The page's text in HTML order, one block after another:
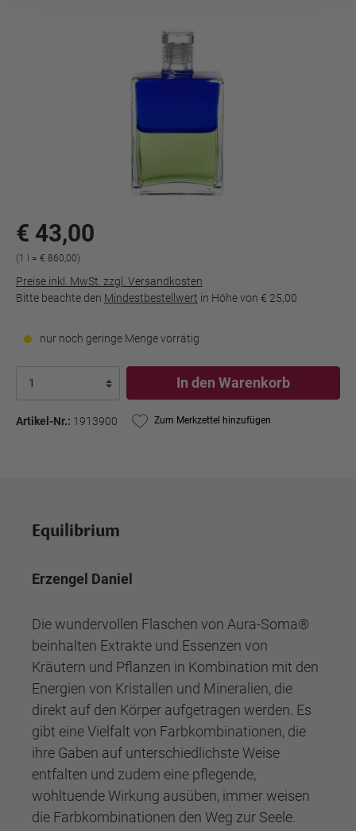
€ 43,00
(1 l = € 860,00)
Preise inkl. MwSt. zzgl. Versandkosten
Bitte beachte den Mindestbestellwert in Höhe von € 25,00
nur noch geringe Menge vorrätig
In den Warenkorb
Artikel-Nr.: 1913900 Zum Merkzettel hinzufügen
Equilibrium
Erzengel Daniel
Die wundervollen Flaschen von Aura-Soma®
beinhalten Extrakte und Essenzen von
Kräutern und Pflanzen in Kombination mit den
Energien von Kristallen und Mineralien, die
direkt auf den Körper aufgetragen werden. Es
gibt eine Vielfalt von Farbkombinationen, die
ihre Gaben auf unterschiedlichste Weise
entfalten und zudem eine pflegende,
wohltuende Wirkung ausüben, immer weisen
die Farbkombinationen den Weg zur Seele.